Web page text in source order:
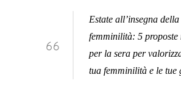
Estate all’insegna della
femminilità: 5 proposte
per la sera per
tua femminilità e le tue